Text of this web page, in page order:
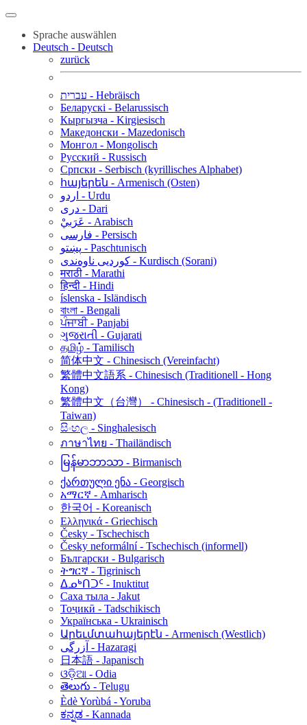
Sprache auswählen
Deutsch - Deutsch
zurück
עברית - Hebräisch
Беларускі - Belarussisch
Кыргызча - Kirgiesisch
Македонски - Mazedonisch
Монгол - Mongolisch
Русский - Russisch
Српски - Serbisch (kyrillisches Alphabet)
հայերեն - Armenisch (Osten)
اردو - Urdu
دری - Dari
عَرَبيْ - Arabisch
فارسی - Persisch
پښتو - Paschtunisch
کوردیی ناوەندی - Kurdisch (Sorani)
मराठी - Marathi
हिन्दी - Hindi
íslenska - Isländisch
বাংলা - Bengali
ਪੰਜਾਬੀ - Panjabi
ગુજરાતી - Gujarati
தமிழ் - Tamilisch
简体中文 - Chinesisch (Vereinfacht)
繁體中文語系 - Chinesisch (Traditionell - Hong
Kong)
繁體中文（台灣） - Chinesisch - (Traditionell -
Taiwan)
සිංහල - Singhalesisch
ภาษาไทย - Thailändisch
မြန်မာဘာသာ - Birmanisch
ქართული ენა - Georgisch
አማርኛ - Amharisch
한국어 - Koreanisch
Ελληνικά - Griechisch
Česky - Tschechisch
Česky neformální - Tschechisch (informell)
Български - Bulgarisch
ትግርኛ - Tigrinisch
ᐃᓄᒃᑎᑐᑦ - Inuktitut
Саха тыла - Jakut
Тоҷикӣ - Tadschikisch
Українська - Ukrainisch
Արեւմտահայերէն - Armenisch (Westlich)
آزرگی - Hazaragi
日本語 - Japanisch
ଓଡ଼ିଆ - Odia
తెలుగు - Telugu
Èdè Yorùbá - Yoruba
ಕನ್ನಡ - Kannada